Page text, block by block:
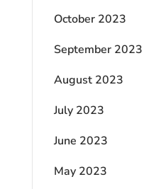
October 2023
September 2023
August 2023
July 2023
June 2023
May 2023